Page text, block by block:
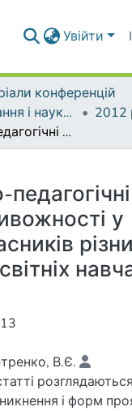
Увійти
конференцій
Єдність навчання і наукових досліджень - головний принцип університету
2012
Психолого-педагогічні чинники прояву тривожності у старшокласників різних типів загальноосвітніх навчальних закладів
у
В.Є.
і форм